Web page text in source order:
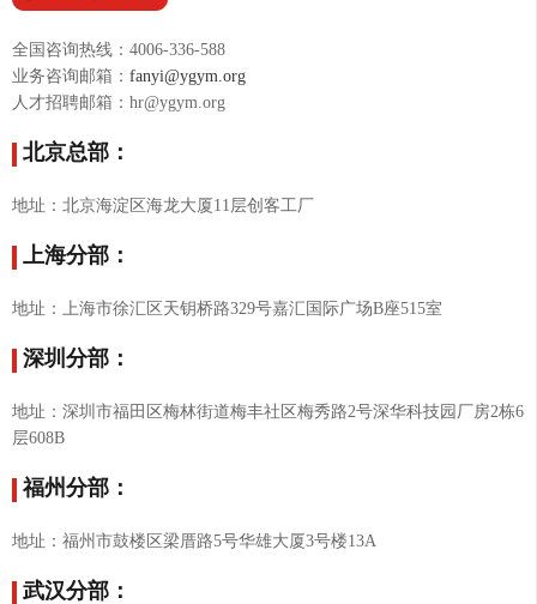
全国咨询热线：4006-336-588
业务咨询邮箱： fanyi@ygym.org
人才招聘邮箱：hr@ygym.org
北京总部：
地址：北京海淀区海龙大厦11层创客工厂
上海分部：
地址：上海市徐汇区天钥桥路329号嘉汇国际广场B座515室
深圳分部：
地址：深圳市福田区梅林街道梅丰社区梅秀路2号深华科技园厂房2栋6
层608B
福州分部：
地址：福州市鼓楼区梁厝路5号华雄大厦3号楼13A
武汉分部：